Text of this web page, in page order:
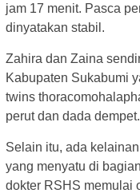
jam 17 menit. Pasca
dinyatakan stabil.
Zahira dan Zaina
Kabupaten Sukabumi
twins
perut dan dada dempet.
Selain itu, ada
yang menyatu di
dokter RSHS memulai